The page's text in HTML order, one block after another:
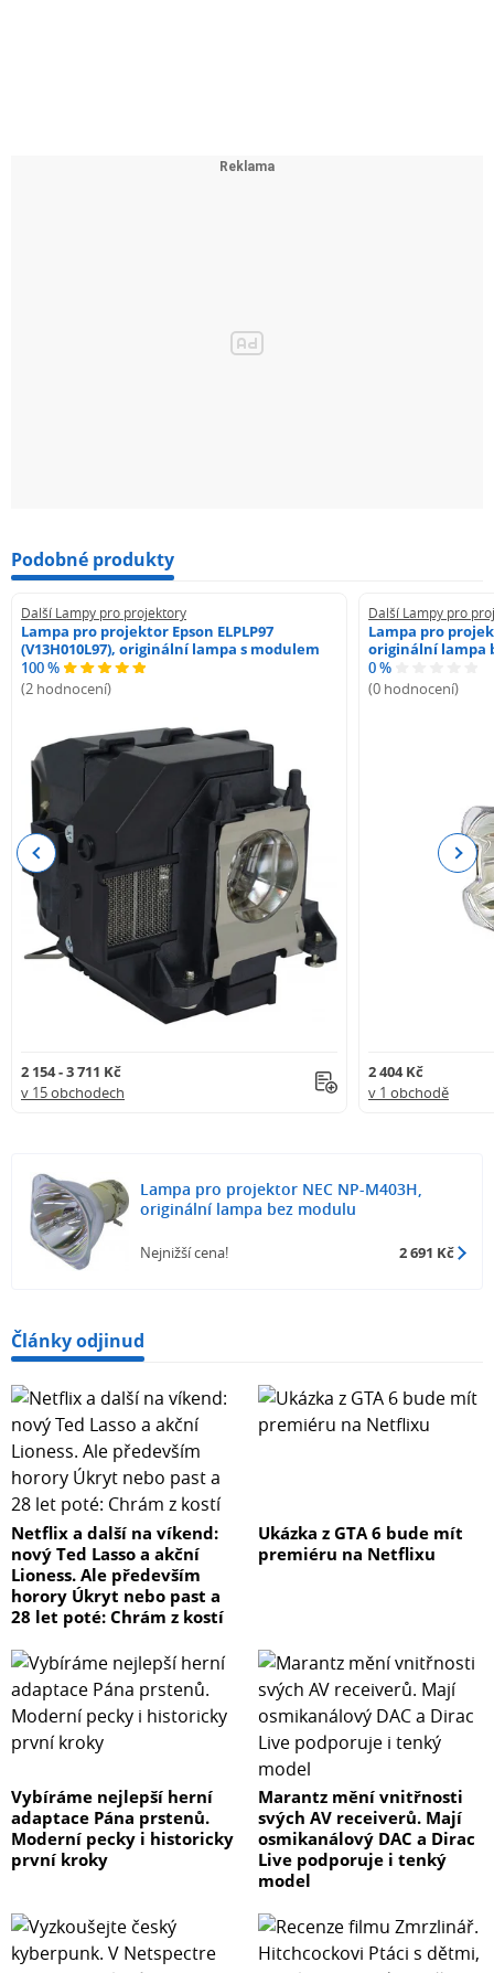
Podobné produkty
Další Lampy pro projektory
Lampa pro projektor Epson ELPLP97
(V13H010L97), originální lampa s modulem
100 %
(2 hodnocení)
2 154 - 3 711 Kč
v 15 obchodech
Další Lampy pro
Lampa pro
originální lampa
0 %
(0 hodnocení)
2 404 Kč
v 1 obchodě
Previous Next
Lampa pro projektor NEC NP-M403H,
originální lampa bez modulu
Nejnižší cena! 2 691 Kč
Články odjinud
Netflix a další na víkend:
nový Ted Lasso a akční
Lioness. Ale především
horory Úkryt nebo past a
28 let poté: Chrám z kostí
Ukázka z GTA 6 bude mít
premiéru na Netflixu
Vybíráme nejlepší herní
adaptace Pána prstenů.
Moderní pecky i historicky
první kroky
Marantz mění vnitřnosti
svých AV receiverů. Mají
osmikanálový DAC a Dirac
Live podporuje i tenký
model